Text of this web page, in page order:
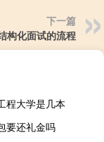
下一篇
构化面试的流程
程大学是几本
要还礼金吗